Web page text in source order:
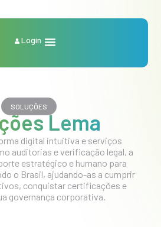
Login
SOLUÇÕES
Lema
digital intuitiva e serviços
auditorias e verificação legal, a
estratégico e humano para
o Brasil, ajudando-as a cumprir
conquistar certificações e
governança corporativa.